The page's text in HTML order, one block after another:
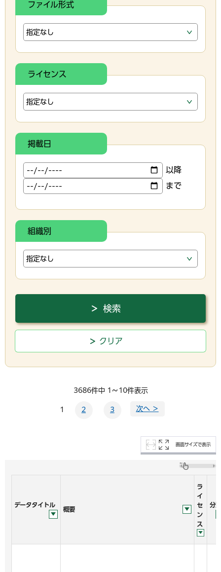
ファイル形式
ライセンス
掲載日
以降
まで
組織別
3686件中 1～10件表示
1 2 3 次へ ＞
画面サイズで表示
データタイトル
概要
ラ
イ
セ
ン
ス
分野